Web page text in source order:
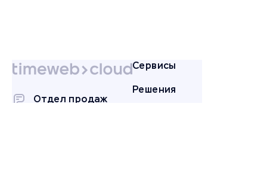
Отдел продаж
Сервисы
Решения